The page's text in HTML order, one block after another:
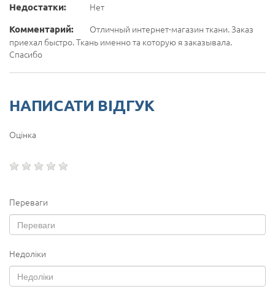
Недостатки:
Нет
Комментарий:
Отличный интернет-магазин ткани. Заказ
приехал быстро. Ткань именно та которую я заказывала.
Спасибо
НАПИСАТИ ВІДГУК
Оцінка
Переваги
Недоліки